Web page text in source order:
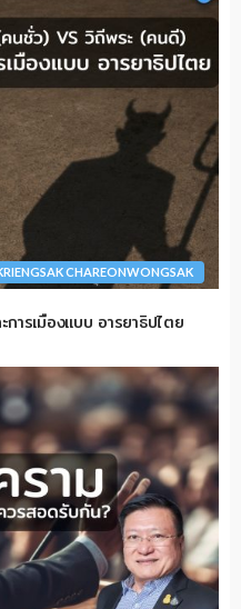
CHAREONWONGSAK
ารเมืองแบบ อารยาธิปไตย